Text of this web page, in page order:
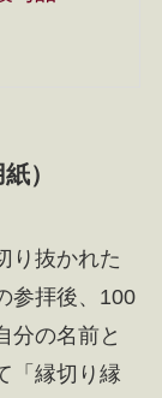
）
り抜かれた
参拝後、100
分の名前と
「縁切り縁